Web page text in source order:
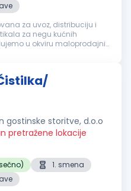
za uvoz, distribuciju i
za negu kućnih
u okviru maloprodajnih
gostinske storitve, d.o.o
pretražene lokacije
1. smena